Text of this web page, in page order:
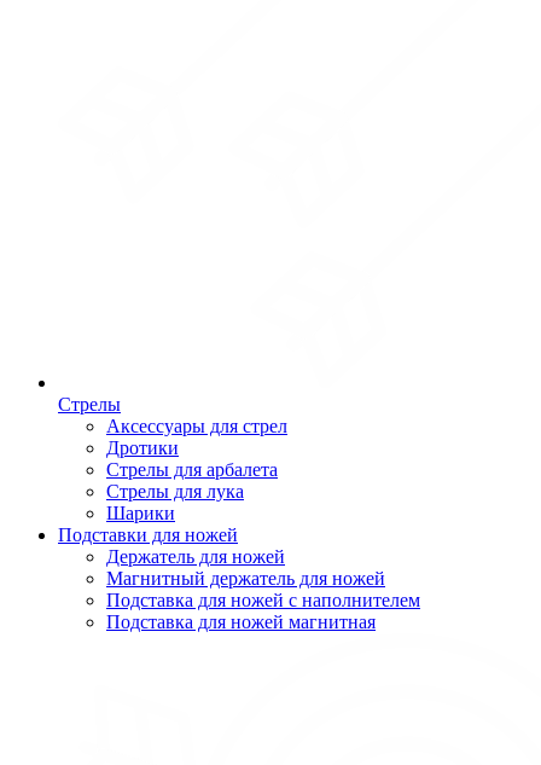
Стрелы
Аксессуары для стрел
Дротики
Стрелы для арбалета
Стрелы для лука
Шарики
Подставки для ножей
Держатель для ножей
Магнитный держатель для ножей
Подставка для ножей с наполнителем
Подставка для ножей магнитная